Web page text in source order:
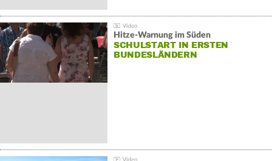
Hitze-Warnung im Süden
SCHULSTART IN ERSTEN
BUNDESLÄNDERN